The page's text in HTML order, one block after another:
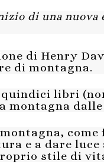
di una
di Henry
di montagna.
libri
montagna
e a dare
stile di